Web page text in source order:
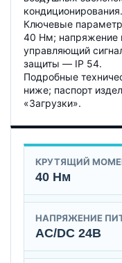
кондиционирования.
Ключевые
40 Нм; напряжение
управляющий
защиты — IP 54.
Подробные
ниже; паспорт
«Загрузки».
КРУТЯЩИЙ
40 Нм
НАПРЯЖЕНИЕ
AC/DC 24B